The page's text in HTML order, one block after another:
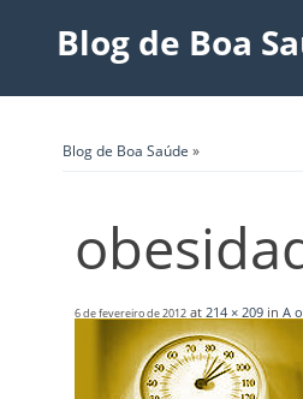
Blog de Boa
Blog de Boa Saúde »
6 de fevereiro de 2012 at 214 × 209 in A